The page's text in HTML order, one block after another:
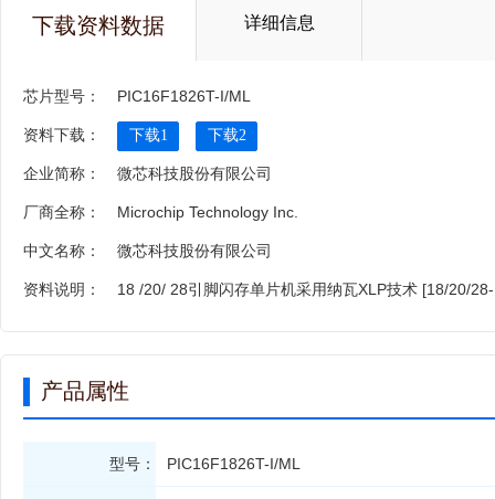
下载资料数据 详细信息
芯片型号： PIC16F1826T-I/ML
资料下载： 下载1 下载2
企业简称： 微芯科技股份有限公司
厂商全称： Microchip Technology Inc.
中文名称： 微芯科技股份有限公司
资料说明： 18 /20/ 28引脚闪存单片机采用纳瓦XLP技术 [18/20/
产品属性
型号： PIC16F1826T-I/ML